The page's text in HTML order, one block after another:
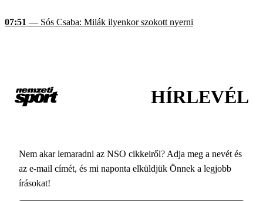
07:51 — Sós Csaba: Milák ilyenkor szokott nyerni
HÍRLEVÉL
Nem akar lemaradni az NSO cikkeiről? Adja meg a nevét és
az e-mail címét, és mi naponta elküldjük Önnek a legjobb
írásokat!